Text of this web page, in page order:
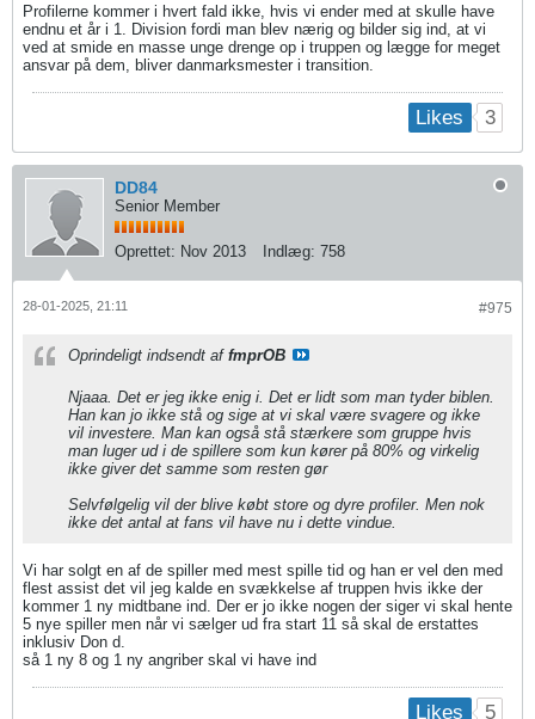
Profilerne kommer i hvert fald ikke, hvis vi ender med at skulle have
endnu et år i 1. Division fordi man blev nærig og bilder sig ind, at vi
ved at smide en masse unge drenge op i truppen og lægge for meget
ansvar på dem, bliver danmarksmester i transition.
Likes 3
DD84
Senior Member
Oprettet: Nov 2013 Indlæg: 758
#975
28-01-2025, 21:11
Oprindeligt indsendt af fmprOB
Njaaa. Det er jeg ikke enig i. Det er lidt som man tyder biblen.
Han kan jo ikke stå og sige at vi skal være svagere og ikke
vil investere. Man kan også stå stærkere som gruppe hvis
man luger ud i de spillere som kun kører på 80% og virkelig
ikke giver det samme som resten gør
Selvfølgelig vil der blive købt store og dyre profiler. Men nok
ikke det antal at fans vil have nu i dette vindue.
Vi har solgt en af de spiller med mest spille tid og han er vel den med
flest assist det vil jeg kalde en svækkelse af truppen hvis ikke der
kommer 1 ny midtbane ind. Der er jo ikke nogen der siger vi skal hente
5 nye spiller men når vi sælger ud fra start 11 så skal de erstattes
inklusiv Don d.
så 1 ny 8 og 1 ny angriber skal vi have ind
Likes 5